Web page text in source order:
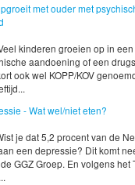
met ouder met
kinderen groeien op in
aandoening of een
ook wel KOPP/KOV
- Wat wel/niet eten?
je dat 5,2 procent van de
een depressie? Dit komt
GGZ Groep. En volgens het